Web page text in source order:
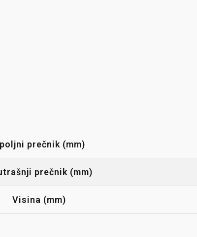
prečnik (mm)
prečnik (mm)
Visina (mm)